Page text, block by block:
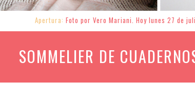
Apertura: Foto por Vero Mariani. Hoy lunes 27 de
SOMMELIER DE